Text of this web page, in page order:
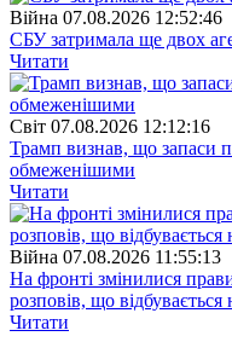
Війна 07.08.2026 12:52:46
СБУ затримала ще двох
Читати
Свiт 07.08.2026 12:12:16
Трамп визнав, що запаси
обмеженішими
Читати
Війна 07.08.2026 11:55:13
На фронті змінилися
розповів, що відбувається
Читати